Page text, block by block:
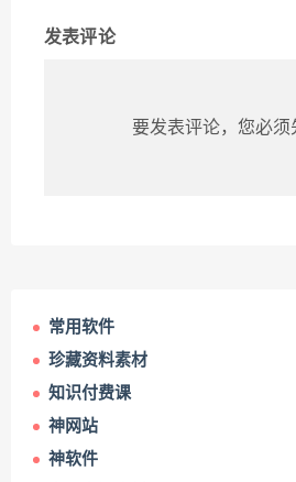
发表评论
要发表评论，您必须
常用软件
珍藏资料素材
知识付费课
神网站
神软件